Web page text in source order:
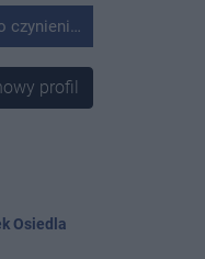
w nowej części parku.
profil
Osiedla